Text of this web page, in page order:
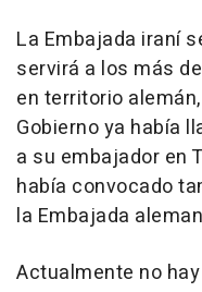
La Embajada iraní
servirá a los más
en territorio
Gobierno ya había
a su embajador en
había convocado
la Embajada
Actualmente no